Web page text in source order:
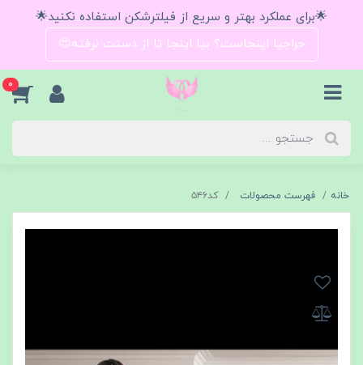
🌟برای عملکرد بهتر و سریع از فیلترشکن استفاده نکنید🌟
حراجیا اینجاست؟ بیا اینجا تا از دستت نرفته😍
0
خانه فهرست محصولات كد٥٤٦